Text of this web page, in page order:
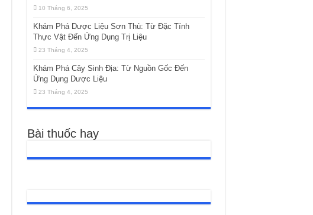
10 Tháng 6, 2025
Khám Phá Dược Liệu Sơn Thù: Từ Đặc Tính
Thực Vật Đến Ứng Dụng Trị Liệu
23 Tháng 4, 2025
Khám Phá Cây Sinh Địa: Từ Nguồn Gốc Đến
Ứng Dụng Dược Liệu
23 Tháng 4, 2025
Bài thuốc hay